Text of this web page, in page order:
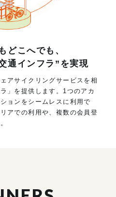
どこへでも、
通インフラ”を実現
アサイクリングサービスを相
」を提供します。1つのアカ
ョンをシームレスに利用で
アでの利用や、複数の会員登